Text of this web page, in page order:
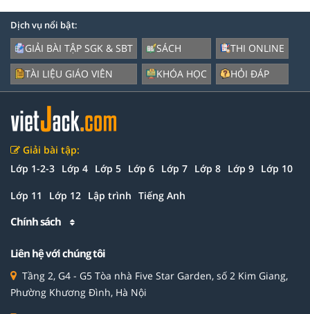
Dịch vụ nổi bật:
GIẢI BÀI TẬP SGK & SBT
TÀI LIỆU GIÁO VIÊN
SÁCH
KHÓA HỌC
THI ONLINE
HỎI ĐÁP
Giải bài tập:
Lớp 1-2-3 Lớp 4 Lớp 5 Lớp 6 Lớp 7 Lớp 8 Lớp 9 Lớp 10
Lớp 11 Lớp 12 Lập trình Tiếng Anh
Chính sách
Liên hệ với chúng tôi
Tầng 2, G4 - G5 Tòa nhà Five Star Garden, số 2 Kim Giang,
Phường Khương Đình, Hà Nội